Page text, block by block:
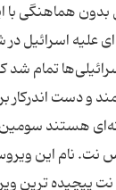
بدون هماهنگی
علیه اسرائیل
تمام شد
اندرکار
برنامه‌های
نت. نام این
ترین